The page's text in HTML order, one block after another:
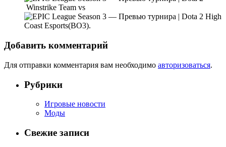
Winstrike Team vs
High
Coast Esports(BO3).
Добавить комментарий
Для отправки комментария вам необходимо авторизоваться.
Рубрики
Игровые новости
Моды
Свежие записи